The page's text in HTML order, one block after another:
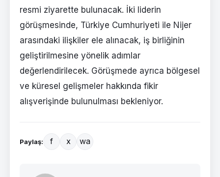
resmi ziyarette bulunacak. İki liderin
görüşmesinde, Türkiye Cumhuriyeti ile Nijer
arasındaki ilişkiler ele alınacak, iş birliğinin
geliştirilmesine yönelik adımlar
değerlendirilecek. Görüşmede ayrıca bölgesel
ve küresel gelişmeler hakkında fikir
alışverişinde bulunulması bekleniyor.
Paylaş: f x wa